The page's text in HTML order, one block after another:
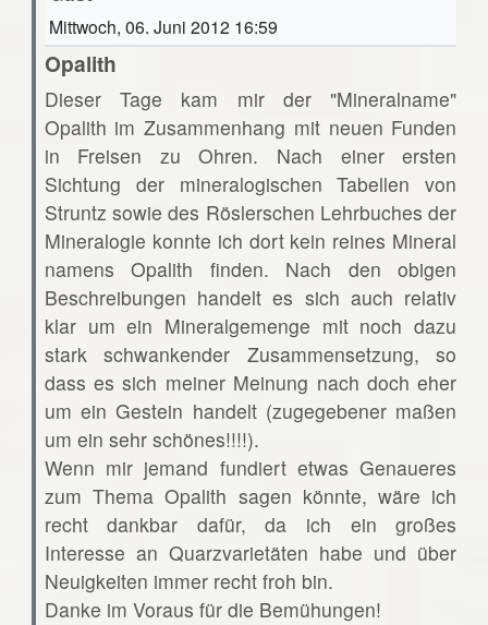
Mittwoch, 06. Juni 2012 16:59
Opalith
Dieser Tage kam mir der "Mineralname"
Opalith im Zusammenhang mit neuen Funden
in Freisen zu Ohren. Nach einer ersten
Sichtung der mineralogischen Tabellen von
Struntz sowie des Röslerschen Lehrbuches der
Mineralogie konnte ich dort kein reines Mineral
namens Opalith finden. Nach den obigen
Beschreibungen handelt es sich auch relativ
klar um ein Mineralgemenge mit noch dazu
stark schwankender Zusammensetzung, so
dass es sich meiner Meinung nach doch eher
um ein Gestein handelt (zugegebener maßen
um ein sehr schönes!!!!).
Wenn mir jemand fundiert etwas Genaueres
zum Thema Opalith sagen könnte, wäre ich
recht dankbar dafür, da ich ein großes
Interesse an Quarzvarietäten habe und über
Neuigkeiten immer recht froh bin.
Danke im Voraus für die Bemühungen!